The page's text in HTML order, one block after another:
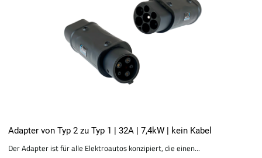
Adapter von Typ 2 zu Typ 1 | 32A | 7,4kW | kein Kabel
Der Adapter ist für alle Elektroautos konzipiert, die einen...